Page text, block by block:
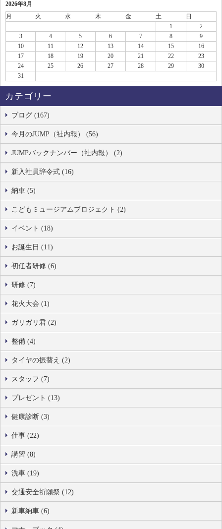
2026年8月
月
火 水 木 金 土
日
1
2
3
4 5 6 7 8
9
10
11 12 13 14 15
16
17
18 19 20 21 22
23
24
25 26 27 28 29
30
31
カテゴリー
ブログ (167)
今月のJUMP（社内報） (56)
JUMPバックナンバー（社内報） (2)
新入社員辞令式 (16)
納車 (5)
こどもミュージアムプロジェクト (2)
イベント (18)
お誕生日 (11)
初任者研修 (6)
研修 (7)
花火大会 (1)
ガリガリ君 (2)
整備 (4)
タイヤの振替え (2)
スタッフ (7)
プレゼント (13)
健康診断 (3)
仕事 (22)
講習 (8)
洗車 (19)
交通安全祈願祭 (12)
新車納車 (6)